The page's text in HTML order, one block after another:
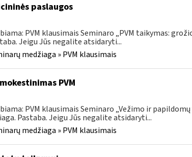
paslaugos
PVM klausimais Seminaro „PVM taikymas:
Jeigu Jūs negalite atsidaryti...
medžiaga » PVM klausimais
PVM
PVM klausimais Seminaro „Vežimo ir
Pastaba. Jeigu Jūs negalite atsidaryti...
medžiaga » PVM klausimais